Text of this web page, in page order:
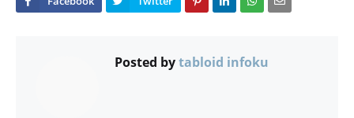
Posted bytabloid infoku